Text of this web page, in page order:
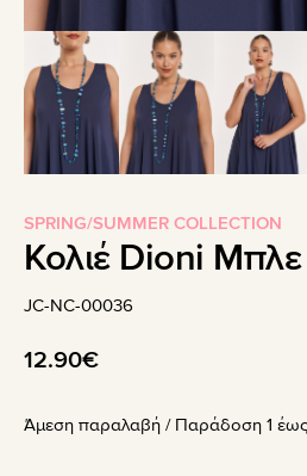
SPRING/SUMMER COLLECTION
Κολιέ Dioni Μπλε
JC-NC-00036
12.90€
Άμεση παραλαβή / Παράδoση 1